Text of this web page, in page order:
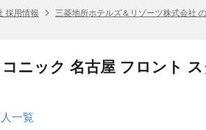
採用情報 三菱地所ホテルズ＆リゾーツ株式会社
ニック 名古屋 フロント
一覧